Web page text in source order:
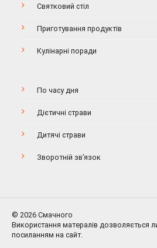
Святковий стіл
Приготування продуктів
Кулінарні поради
По часу дня
Дієтичні страви
Дитячі страви
Зворотній зв’язок
© 2026 Смачного
Використання матералів дозволяється
посиланням на сайт.